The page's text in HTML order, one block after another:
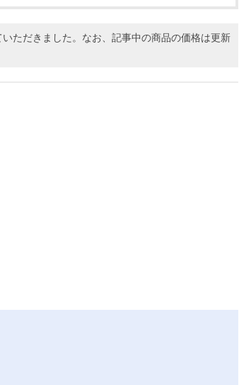
ただきました。なお、記事中の商品の価格は更新